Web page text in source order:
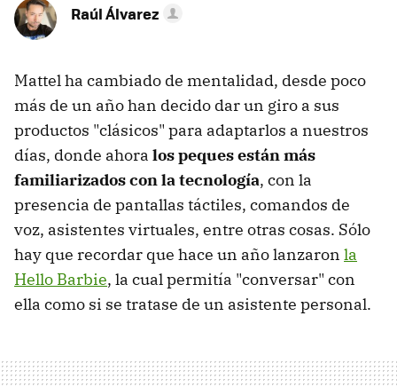
Raúl Álvarez
Mattel ha cambiado de mentalidad, desde poco
más de un año han decido dar un giro a sus
productos "clásicos" para adaptarlos a nuestros
días, donde ahora los peques están más
familiarizados con la tecnología, con la
presencia de pantallas táctiles, comandos de
voz, asistentes virtuales, entre otras cosas. Sólo
hay que recordar que hace un año lanzaron la
Hello Barbie, la cual permitía "conversar" con
ella como si se tratase de un asistente personal.